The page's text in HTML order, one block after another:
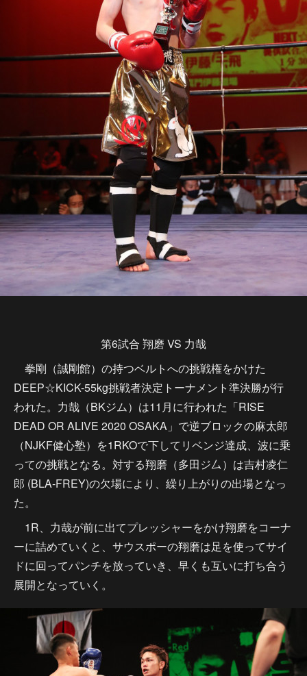
第6試合 翔磨 VS 力哉
拳剛（誠剛館）の持つベルトへの挑戦権をかけた
DEEP☆KICK-55kg挑戦者決定トーナメント準決勝が行
われた。力哉（BKジム）は11月に行われた「RISE
DEAD OR ALIVE 2020 OSAKA」で逆ブロックの麻太郎
（NJKF健心塾）を1RKOで下してリベンジ達成、波に乗
っての挑戦となる。対する翔磨（多田ジ厶）は吉村凌仁
郎 (BLA-FREY)の欠場により、繰り上がりの出場となっ
た。
1R、力哉が前に出てプレッシャーをかけ翔磨をコーナ
ーに詰めていくと、サウスポーの翔磨は足を使ってサイ
ドに回ってパンチを放っていき、早くも互いに打ち合う
展開となっていく。